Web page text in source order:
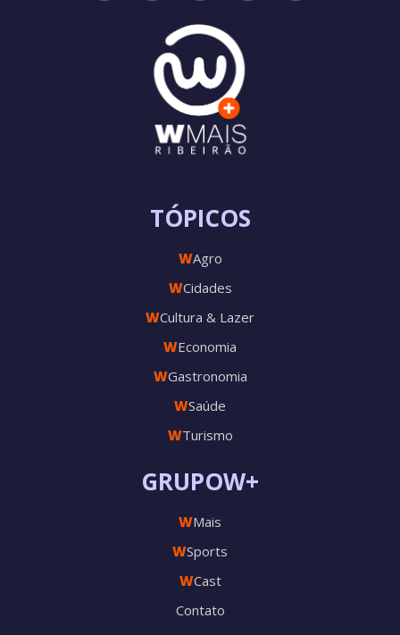
GRUPOW+
WMais
WSports
WCast
Contato
TÓPICOS
WAgro
WCidades
WCultura & Lazer
WEconomia
WGastronomia
WSaúde
WTurismo